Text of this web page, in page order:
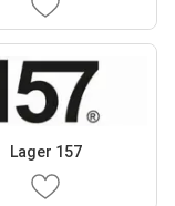
Lager 157